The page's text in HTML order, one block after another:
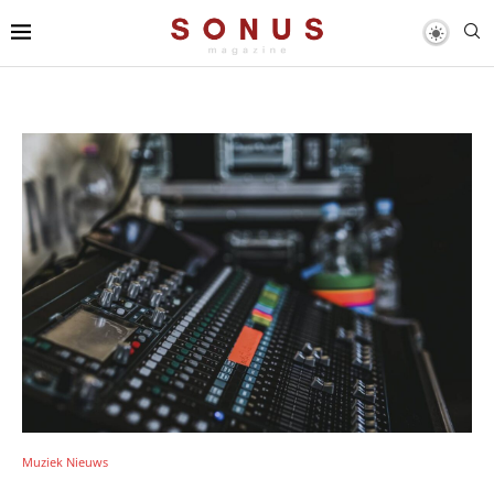
Muziek Nieuws